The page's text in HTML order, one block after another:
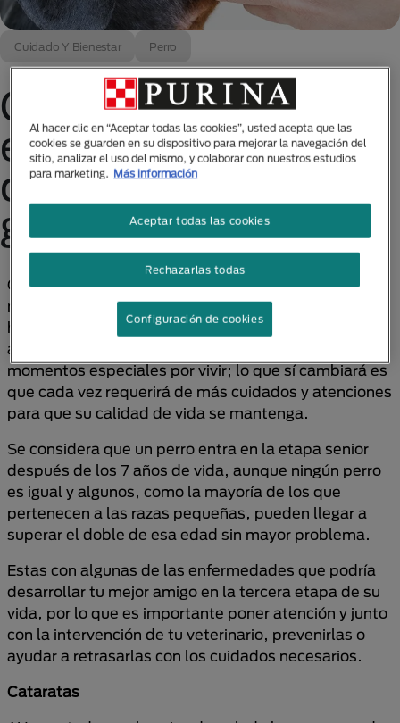
Cuidado Y Bienestar Perro
Conoce las
enfermedades más
comunes en perros
geriátricos
Con el paso del tiempo es normal que la salud de tu
mejor amigo ya no sea la misma que la que gozaba
hace algunos años, esto no significa que los días de
alegría han quedado atrás, aún les quedan muchos
momentos especiales por vivir; lo que sí cambiará es
que cada vez requerirá de más cuidados y atenciones
para que su calidad de vida se mantenga.
Se considera que un perro entra en la etapa senior
después de los 7 años de vida, aunque ningún perro
es igual y algunos, como la mayoría de los que
pertenecen a las razas pequeñas, pueden llegar a
superar el doble de esa edad sin mayor problema.
Estas con algunas de las enfermedades que podría
desarrollar tu mejor amigo en la tercera etapa de su
vida, por lo que es importante poner atención y junto
con la intervención de tu veterinario, prevenirlas o
ayudar a retrasarlas con los cuidados necesarios.
Cataratas
Al hacer clic en “Aceptar todas las cookies”, usted acepta que las
cookies se guarden en su dispositivo para mejorar la navegación del
sitio, analizar el uso del mismo, y colaborar con nuestros estudios
para marketing.
Más información
Rechazarlas todas
Aceptar todas las cookies
Configuración de cookies